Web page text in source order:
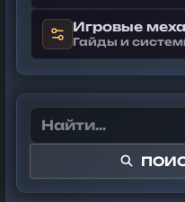
Игровые
Гайды и